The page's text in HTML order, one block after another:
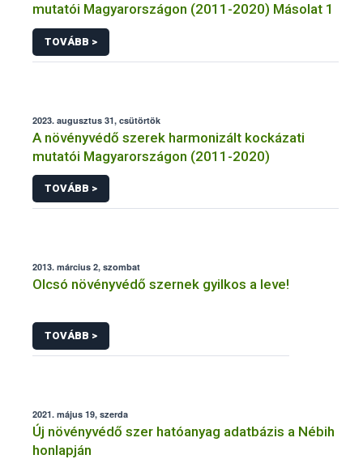
mutatói Magyarországon (2011-2020) Másolat 1
TOVÁBB >
2023. augusztus 31, csütörtök
A növényvédő szerek harmonizált kockázati
mutatói Magyarországon (2011-2020)
TOVÁBB >
2013. március 2, szombat
Olcsó növényvédő szernek gyilkos a leve!
TOVÁBB >
2021. május 19, szerda
Új növényvédő szer hatóanyag adatbázis a Nébih
honlapján